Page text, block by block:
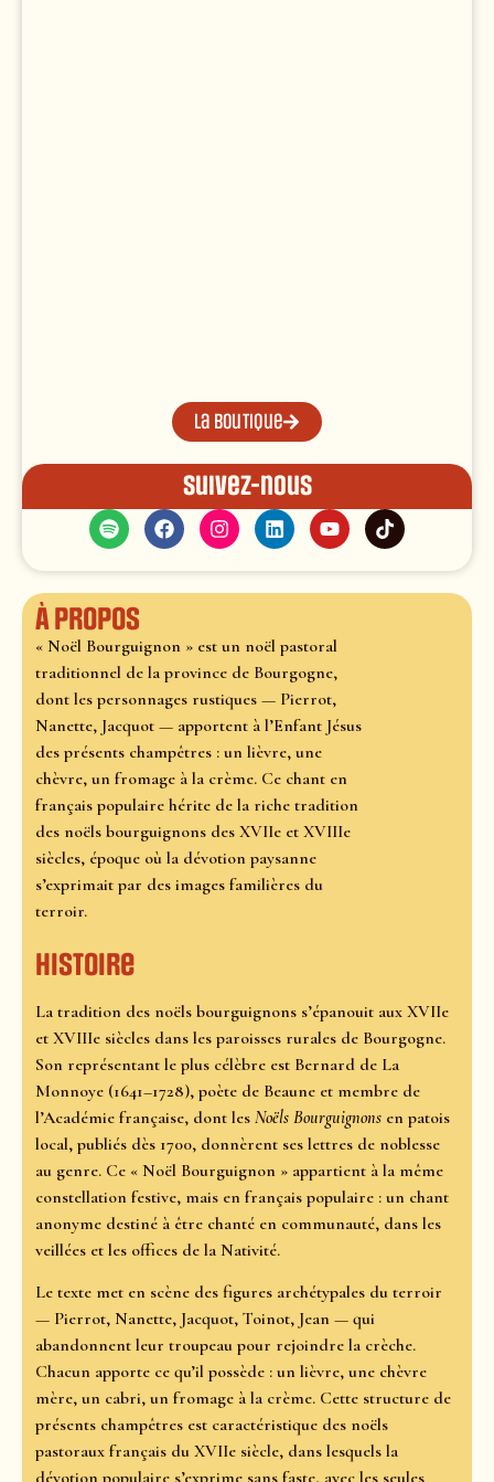
La boutique
Suivez-nous
À propos
« Noël Bourguignon » est un noël pastoral
traditionnel de la province de Bourgogne,
dont les personnages rustiques — Pierrot,
Nanette, Jacquot — apportent à l’Enfant Jésus
des présents champêtres : un lièvre, une
chèvre, un fromage à la crème. Ce chant en
français populaire hérite de la riche tradition
des noëls bourguignons des XVIIe et XVIIIe
siècles, époque où la dévotion paysanne
s’exprimait par des images familières du
terroir.
Histoire
La tradition des noëls bourguignons s’épanouit aux XVIIe
et XVIIIe siècles dans les paroisses rurales de Bourgogne.
Son représentant le plus célèbre est Bernard de La
Monnoye (1641–1728), poète de Beaune et membre de
l’Académie française, dont les Noëls Bourguignons en patois
local, publiés dès 1700, donnèrent ses lettres de noblesse
au genre. Ce « Noël Bourguignon » appartient à la même
constellation festive, mais en français populaire : un chant
anonyme destiné à être chanté en communauté, dans les
veillées et les offices de la Nativité.
Le texte met en scène des figures archétypales du terroir
— Pierrot, Nanette, Jacquot, Toinot, Jean — qui
abandonnent leur troupeau pour rejoindre la crèche.
Chacun apporte ce qu’il possède : un lièvre, une chèvre
mère, un cabri, un fromage à la crème. Cette structure de
présents champêtres est caractéristique des noëls
pastoraux français du XVIIe siècle, dans lesquels la